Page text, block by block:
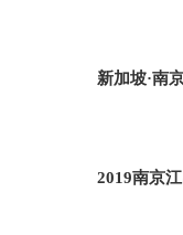
新加坡·南
2019南京